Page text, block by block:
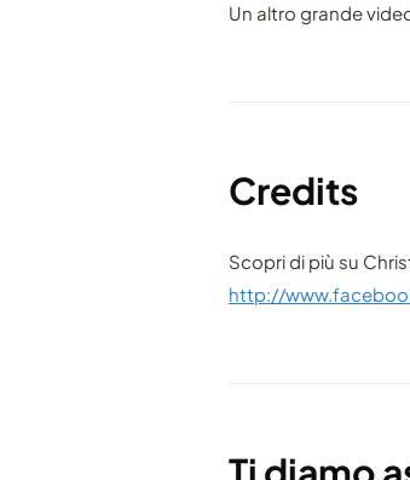
Un altro grande
Credits
Scopri di più su
http://